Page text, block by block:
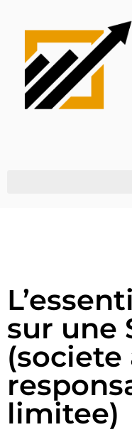
sur une
(societe
limitee)